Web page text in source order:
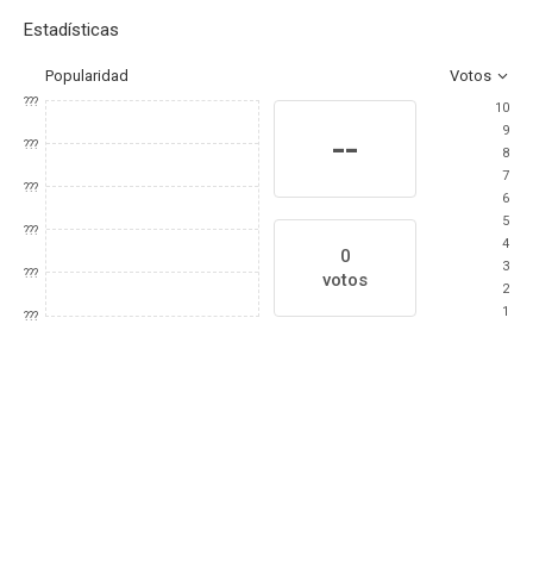
Estadísticas
Popularidad Votos
???
???
???
???
???
???
--
0
votos
10
9
8
7
6
5
4
3
2
1